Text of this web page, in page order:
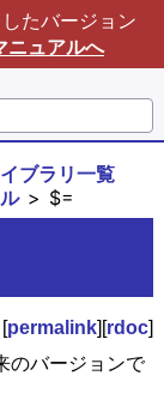
たバージョン
ニュアルへ
ブラリ一覧
$=
[permalink][rdoc]
のバージョンで